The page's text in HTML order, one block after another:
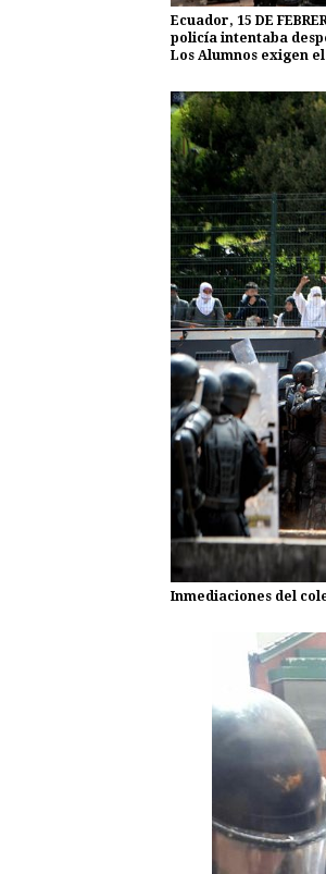
Ecuador, 15 DE
policía intentaba
Los Alumnos exigen el
Inmediaciones del